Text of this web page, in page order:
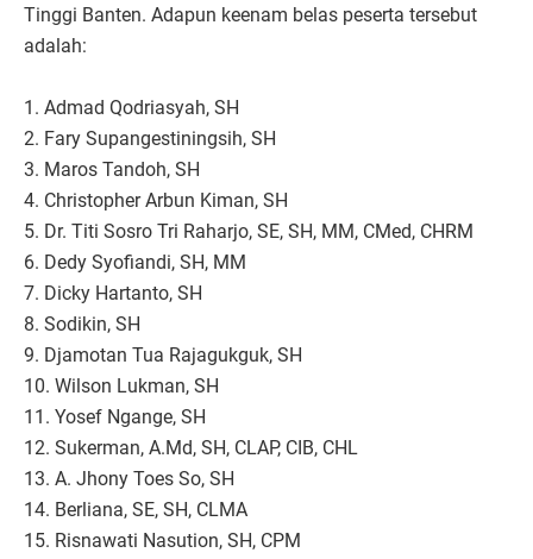
Tinggi Banten. Adapun keenam belas peserta tersebut
adalah:
1. Admad Qodriasyah, SH
2. Fary Supangestiningsih, SH
3. Maros Tandoh, SH
4. Christopher Arbun Kiman, SH
5. Dr. Titi Sosro Tri Raharjo, SE, SH, MM, CMed, CHRM
6. Dedy Syofiandi, SH, MM
7. Dicky Hartanto, SH
8. Sodikin, SH
9. Djamotan Tua Rajagukguk, SH
10. Wilson Lukman, SH
11. Yosef Ngange, SH
12. Sukerman, A.Md, SH, CLAP, CIB, CHL
13. A. Jhony Toes So, SH
14. Berliana, SE, SH, CLMA
15. Risnawati Nasution, SH, CPM